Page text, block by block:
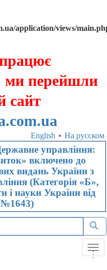
application/views/
ми перейшли
сайт
English • На русском
управління:
включено до
видань України з
(Категорія «Б»,
і науки України від
№1643)
...